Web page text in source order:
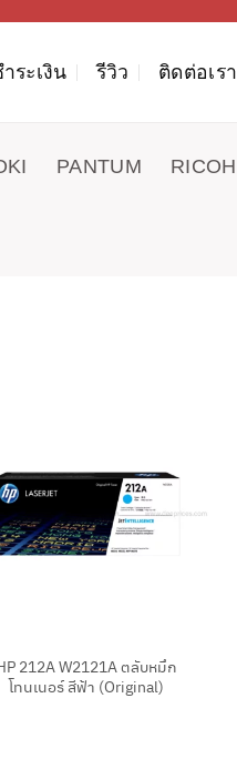
ระเงิน รีวิว ติดต่อเรา
PANTUM RICOH
212A W2121A ตลับหมึก
โทนเนอร์ สีฟ้า (Original)